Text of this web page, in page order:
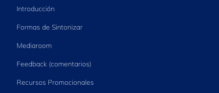
Introducción
Formas de Sintonizar
Mediaroom
Feedback (comentarios)
Recursos Promocionales